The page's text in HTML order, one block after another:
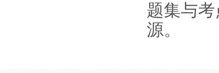
题集与
源。